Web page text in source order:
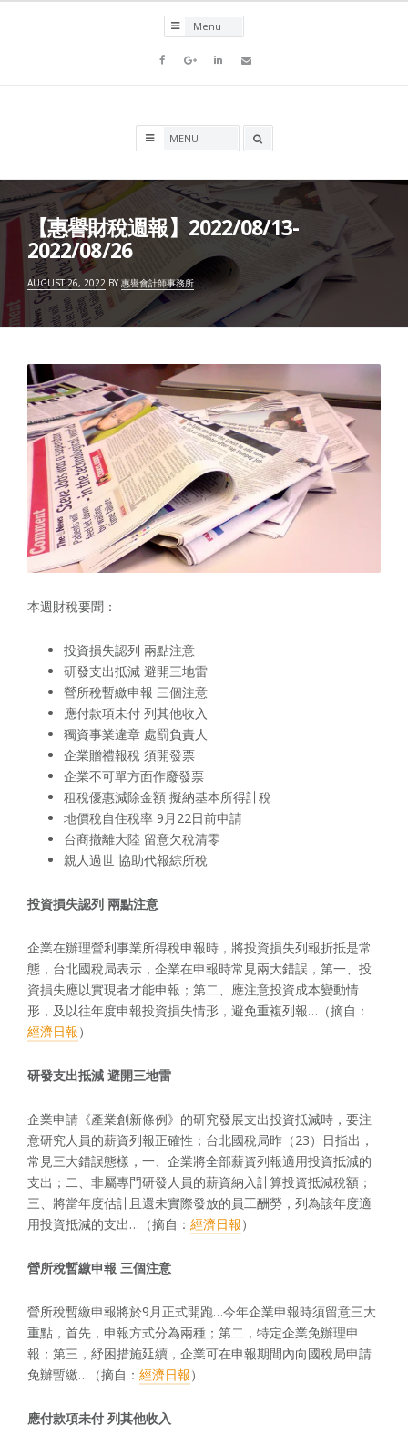
FacebookGoolge+LinkedIn
【惠譽財稅週報】2022/08/13-
2022/08/26
AUGUST 26, 2022 BY惠譽會計師事務所
本週財稅要聞：
投資損失認列 兩點注意
研發支出抵減 避開三地雷
營所稅暫繳申報 三個注意
應付款項未付 列其他收入
獨資事業違章 處罰負責人
企業贈禮報稅 須開發票
企業不可單方面作廢發票
租稅優惠減除金額 擬納基本所得計稅
地價稅自住稅率 9月22日前申請
台商撤離大陸 留意欠稅清零
親人過世 協助代報綜所稅
投資損失認列 兩點注意
企業在辦理營利事業所得稅申報時，將投資損失列報折抵是常
態，台北國稅局表示，企業在申報時常見兩大錯誤，第一、投
資損失應以實現者才能申報；第二、應注意投資成本變動情
形，及以往年度申報投資損失情形，避免重複列報…（摘自：
經濟日報）
研發支出抵減 避開三地雷
企業申請《產業創新條例》的研究發展支出投資抵減時，要注
意研究人員的薪資列報正確性；台北國稅局昨（23）日指出，
常見三大錯誤態樣，一、企業將全部薪資列報適用投資抵減的
支出；二、非屬專門研發人員的薪資納入計算投資抵減稅額；
三、將當年度估計且還未實際發放的員工酬勞，列為該年度適
用投資抵減的支出…（摘自： 經濟日報）
營所稅暫繳申報 三個注意
營所稅暫繳申報將於9月正式開跑…今年企業申報時須留意三大
重點，首先，申報方式分為兩種；第二，特定企業免辦理申
報；第三，紓困措施延續，企業可在申報期間內向國稅局申請
免辦暫繳…（摘自： 經濟日報）
應付款項未付 列其他收入